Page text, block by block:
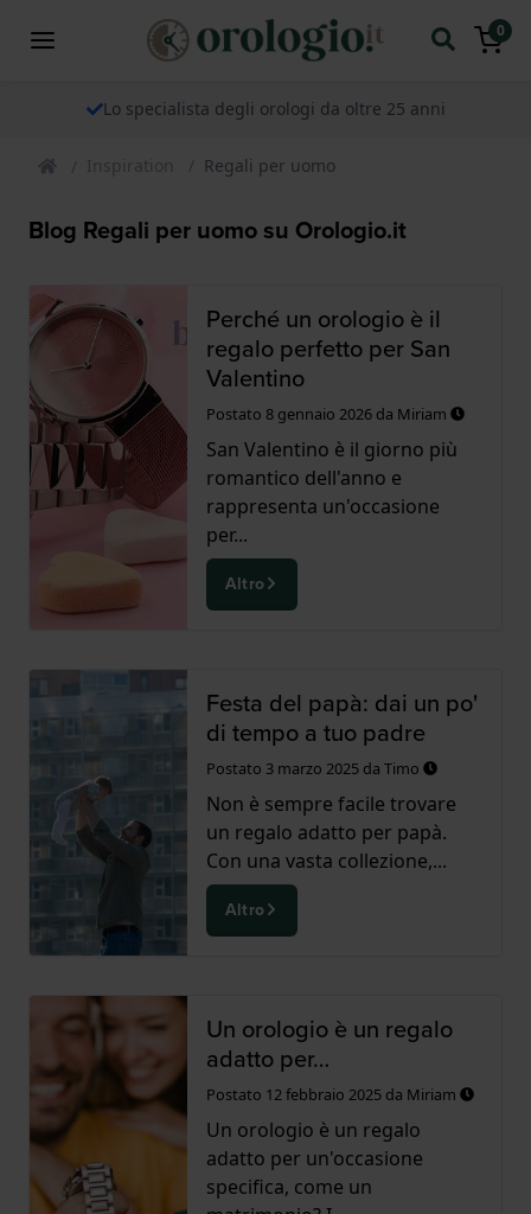
0
Lo specialista degli orologi da oltre 25 anni
Inspiration Regali per uomo
Blog Regali per uomo su Orologio.it
Perché un orologio è il
regalo perfetto per San
Valentino
Postato 8 gennaio 2026da Miriam
San Valentino è il giorno più
romantico dell'anno e
rappresenta un'occasione
per...
Altro
Festa del papà: dai un po'
di tempo a tuo padre
Postato 3 marzo 2025da Timo
Non è sempre facile trovare
un regalo adatto per papà.
Con una vasta collezione,...
Altro
Un orologio è un regalo
adatto per…
Postato 12 febbraio 2025da Miriam
Un orologio è un regalo
adatto per un'occasione
specifica, come un